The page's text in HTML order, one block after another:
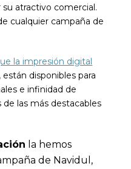
atractivo comercial.
cualquier campaña de
la impresión digital
están disponibles para
e infinidad de
las más destacables
la hemos
de Navidul,